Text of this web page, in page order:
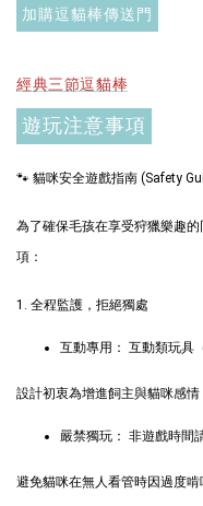
$289加購奧咪樂 紓
現貨｜德國
｜貓草纈草根
加購逗貓棒傳送門
經典三節逗貓棒
遊玩注意事項
🐾 貓咪安全遊戲指南 (Safety
為了確保毛孩在享受狩獵樂趣
項：
1. 全程監護，拒絕獨處
互動專用： 互動類玩具
設計初衷為增進飼主與貓咪感情
嚴禁獨玩： 非遊戲時間
避免貓咪在無人看管時因過度啃